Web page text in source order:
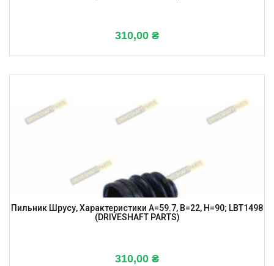
310,00 ₴
Пильник Шрусу, Характеристики A=59.7, B=22, H=90; LBT1498
(DRIVESHAFT PARTS)
310,00 ₴